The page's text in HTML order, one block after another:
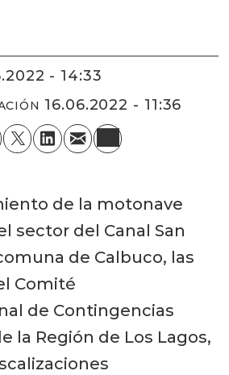
- 14:33
16.06.2022 - 11:36
de la motonave
sector del Canal San
de Calbuco, las
Comité
de Contingencias
la Región de Los Lagos,